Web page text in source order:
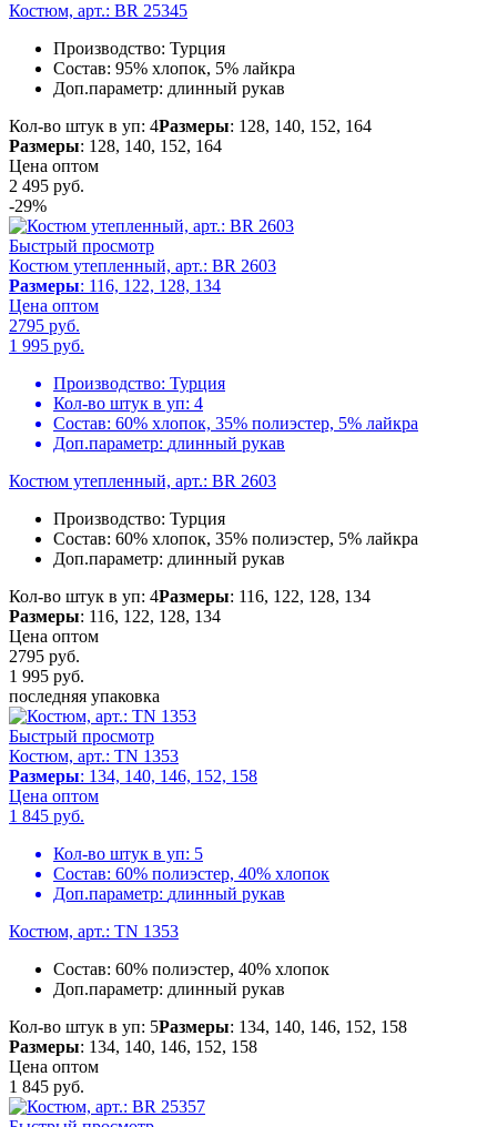
Костюм, арт.: BR 25345
Производство: Турция
Состав: 95% хлопок, 5% лайкра
Доп.параметр: длинный рукав
Кол-во штук в уп: 4Размеры: 128, 140, 152, 164
Размеры: 128, 140, 152, 164
Цена оптом
2 495 руб.
-29%
Быстрый просмотр
Костюм утепленный, арт.: BR 2603
Размеры: 116, 122, 128, 134
Цена оптом
2795 руб.
1 995 руб.
Производство: Турция
Кол-во штук в уп: 4
Состав: 60% хлопок, 35% полиэстер, 5% лайкра
Доп.параметр: длинный рукав
Костюм утепленный, арт.: BR 2603
Производство: Турция
Состав: 60% хлопок, 35% полиэстер, 5% лайкра
Доп.параметр: длинный рукав
Кол-во штук в уп: 4Размеры: 116, 122, 128, 134
Размеры: 116, 122, 128, 134
Цена оптом
2795 руб.
1 995 руб.
последняя упаковка
Быстрый просмотр
Костюм, арт.: TN 1353
Размеры: 134, 140, 146, 152, 158
Цена оптом
1 845 руб.
Кол-во штук в уп: 5
Состав: 60% полиэстер, 40% хлопок
Доп.параметр: длинный рукав
Костюм, арт.: TN 1353
Состав: 60% полиэстер, 40% хлопок
Доп.параметр: длинный рукав
Кол-во штук в уп: 5Размеры: 134, 140, 146, 152, 158
Размеры: 134, 140, 146, 152, 158
Цена оптом
1 845 руб.